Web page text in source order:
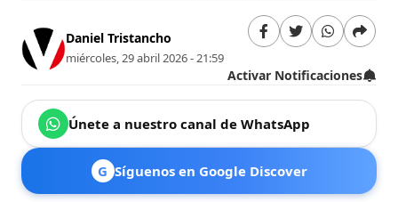
Daniel Tristancho
miércoles, 29 abril 2026 - 21:59
Activar Notificaciones
Únete a nuestro canal de WhatsApp
G Síguenos en Google Discover